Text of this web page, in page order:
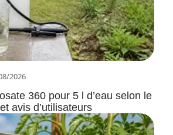
2026
360 pour 5 l d’eau selon le
avis d’utilisateurs